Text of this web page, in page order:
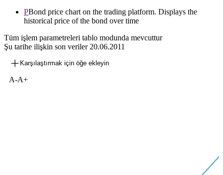
PBond price chart on the trading platform. Displays the
historical price of the bond over time
Tüm işlem parametreleri tablo modunda mevcuttur
Şu tarihe ilişkin son veriler 20.06.2011
Karşılaştırmak için öğe ekleyin